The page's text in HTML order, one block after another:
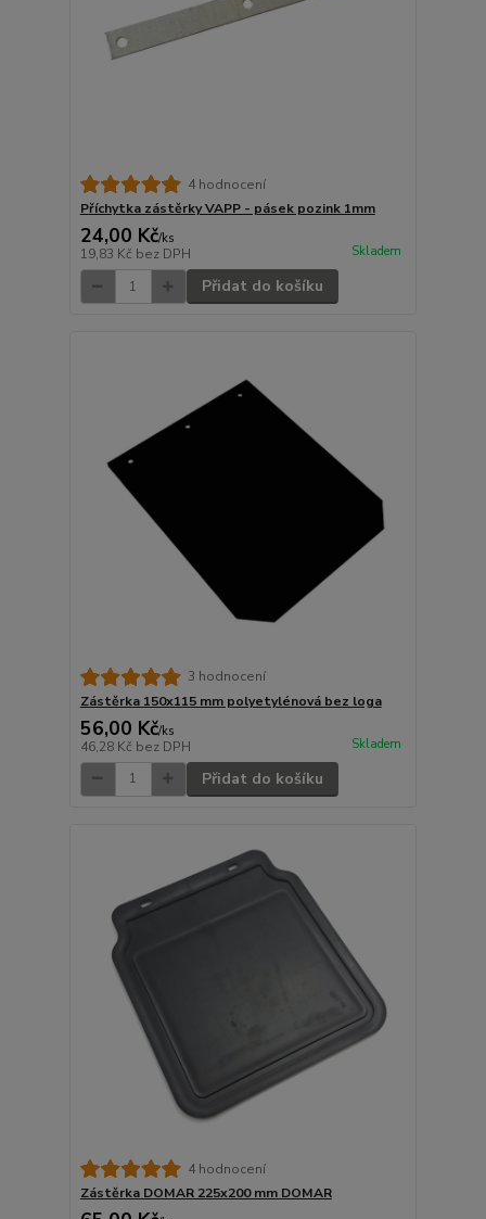
4 hodnocení
Příchytka zástěrky VAPP - pásek pozink 1mm
24,00 Kč/ks
19,83 Kč bez DPH Skladem
Přidat do košíku
3 hodnocení
Zástěrka 150x115 mm polyetylénová bez loga
56,00 Kč/ks
46,28 Kč bez DPH Skladem
Přidat do košíku
4 hodnocení
Zástěrka DOMAR 225x200 mm DOMAR